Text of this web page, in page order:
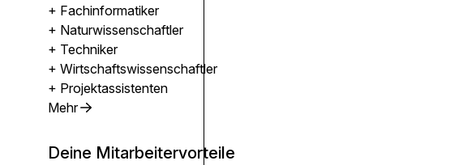
+ Fachinformatiker
+ Naturwissenschaftler
+ Techniker
+ Wirtschaftswissenschaftler
+ Projektassistenten
Mehr
Deine Mitarbeitervorteile